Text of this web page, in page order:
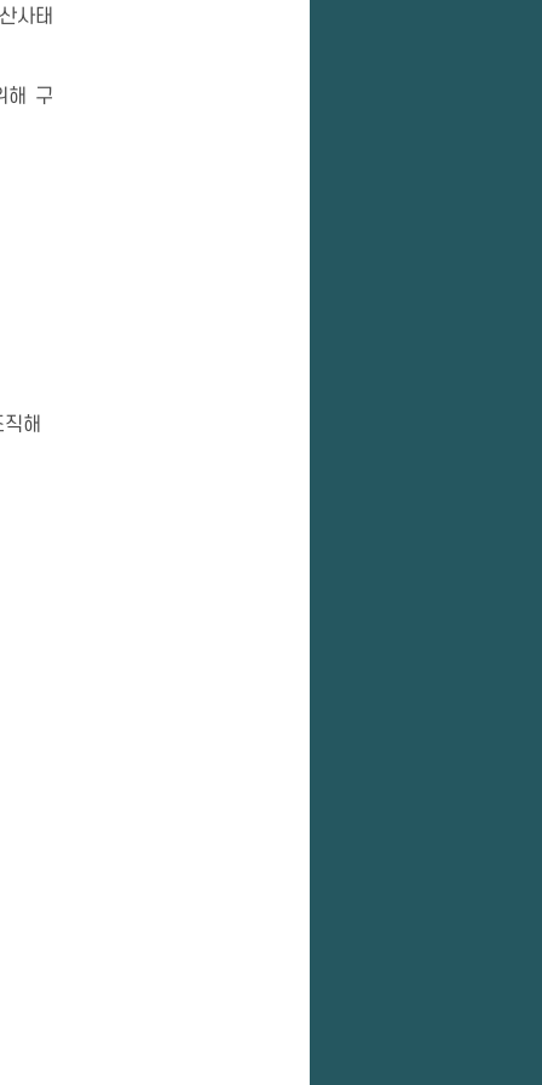
사태
해 구
해